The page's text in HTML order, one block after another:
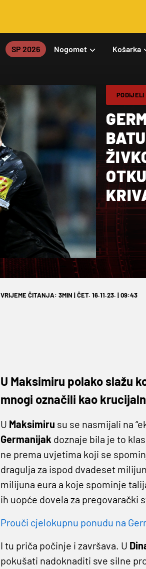
SP 2026 Nogomet Košarka
VRIJEME ČITANJA: 3MIN | ČET. 16.11.23. | 09:43
U Maksimiru polako slažu
mnogi označili kao
U Maksimiru su se nasmijali na
Germanijak doznaje bila je to
ne prema uvjetima koji se
dragulja za ispod dvadeset
milijuna eura a koje spominje
ih uopće dovela za pregovarački
Prouči cjelokupnu ponudu na
I tu priča počinje i završava. U
pokušati nadoknaditi sve silne